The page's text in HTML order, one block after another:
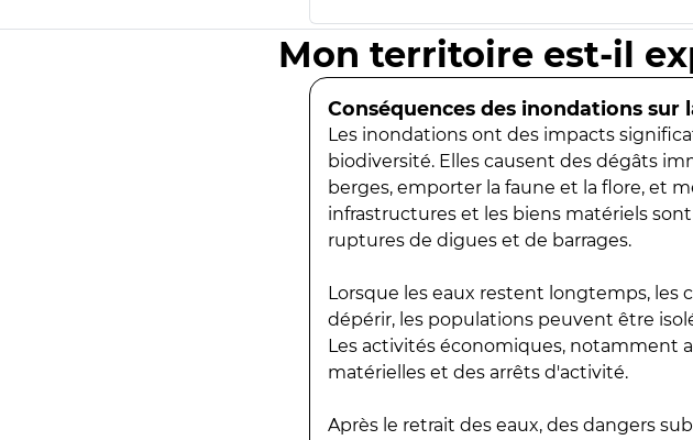
Mon territoire est-il
Conséquences des inondations sur
Les inondations ont des impacts
biodiversité. Elles causent des dégâts
berges, emporter la faune et la flore, et
infrastructures et les biens matériels
ruptures de digues et de barrages.
Lorsque les eaux restent longtemps, les
dépérir, les populations peuvent être
Les activités économiques, notamment
matérielles et des arrêts d'activité.
Après le retrait des eaux, des dangers